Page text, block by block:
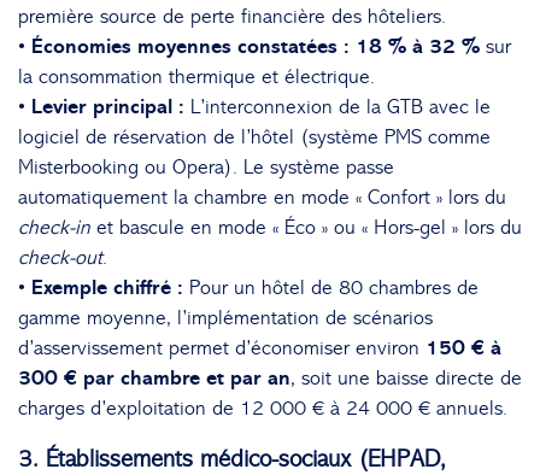
première source de perte financière des hôteliers.
• Économies moyennes constatées : 18 % à 32 % sur
la consommation thermique et électrique.
• Levier principal : L’interconnexion de la GTB avec le
logiciel de réservation de l’hôtel (système PMS comme
Misterbooking ou Opera). Le système passe
automatiquement la chambre en mode « Confort » lors du
check-in et bascule en mode « Éco » ou « Hors-gel » lors du
check-out.
• Exemple chiffré : Pour un hôtel de 80 chambres de
gamme moyenne, l’implémentation de scénarios
d’asservissement permet d’économiser environ 150 € à
300 € par chambre et par an, soit une baisse directe de
charges d’exploitation de 12 000 € à 24 000 € annuels.
3. Établissements médico-sociaux (EHPAD,